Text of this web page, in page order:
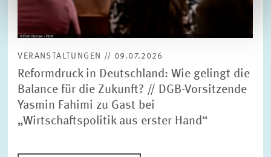
VERANSTALTUNGEN // 09.07.2026
Reformdruck in Deutschland: Wie gelingt die
Balance für die Zukunft? // DGB-Vorsitzende
Yasmin Fahimi zu Gast bei
„Wirtschaftspolitik aus erster Hand“